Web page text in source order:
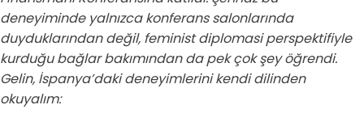
deneyiminde yalnızca konferans salonlarında
duyduklarından değil, feminist diplomasi perspektifiyle
kurduğu bağlar bakımından da pek çok şey öğrendi.
Gelin, İspanya’daki deneyimlerini kendi dilinden
okuyalım: